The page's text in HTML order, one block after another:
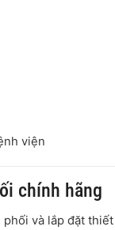
viện
chính hãng
và lắp đặt